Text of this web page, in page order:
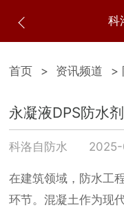
科
首页 > 资讯频道 >
永凝液DPS防水
科洛自防水
在建筑领域，防水工
环节。混凝土作为现